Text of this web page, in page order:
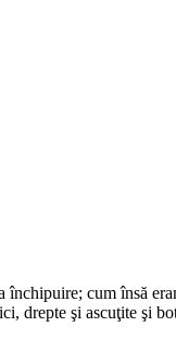
cum însă
drepte şi ascuţite şi